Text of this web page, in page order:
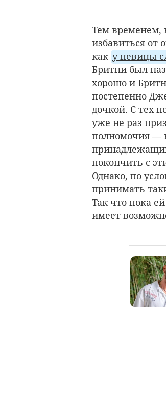
Тем временем,
избавиться от
как у певицы
Бритни был
хорошо и
постепенно
дочкой. С тех
уже не раз
полномочия —
покончить с
Однако, по
принимать
Так что пока
имеет